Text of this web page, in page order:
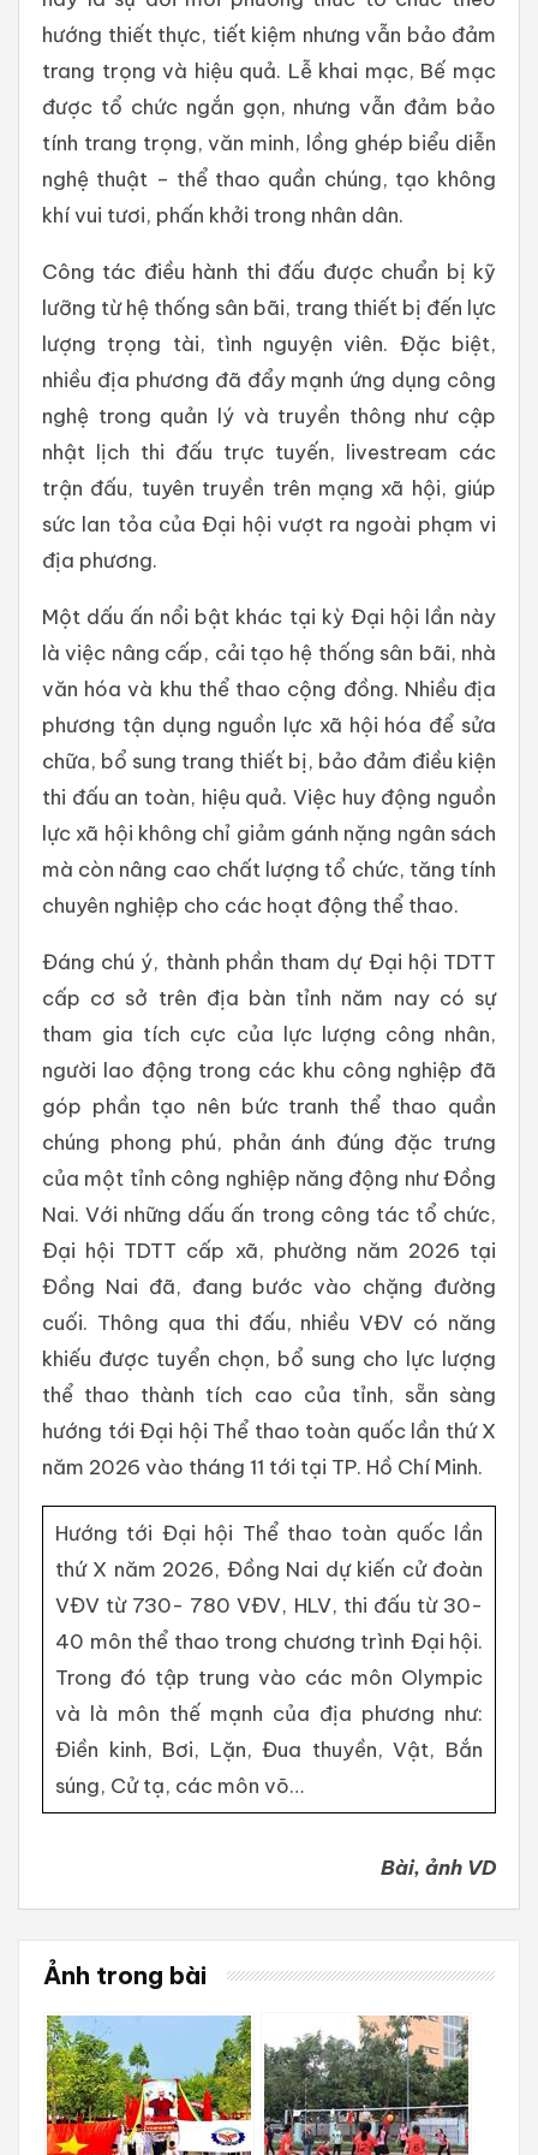
hướng thiết thực, tiết kiệm nhưng vẫn bảo đảm
trang trọng và hiệu quả. Lễ khai mạc, Bế mạc
được tổ chức ngắn gọn, nhưng vẫn đảm bảo
tính trang trọng, văn minh, lồng ghép biểu diễn
nghệ thuật – thể thao quần chúng, tạo không
khí vui tươi, phấn khởi trong nhân dân.
Công tác điều hành thi đấu được chuẩn bị kỹ
lưỡng từ hệ thống sân bãi, trang thiết bị đến lực
lượng trọng tài, tình nguyện viên. Đặc biệt,
nhiều địa phương đã đẩy mạnh ứng dụng công
nghệ trong quản lý và truyền thông như cập
nhật lịch thi đấu trực tuyến, livestream các
trận đấu, tuyên truyền trên mạng xã hội, giúp
sức lan tỏa của Đại hội vượt ra ngoài phạm vi
địa phương.
Một dấu ấn nổi bật khác tại kỳ Đại hội lần này
là việc nâng cấp, cải tạo hệ thống sân bãi, nhà
văn hóa và khu thể thao cộng đồng. Nhiều địa
phương tận dụng nguồn lực xã hội hóa để sửa
chữa, bổ sung trang thiết bị, bảo đảm điều kiện
thi đấu an toàn, hiệu quả. Việc huy động nguồn
lực xã hội không chỉ giảm gánh nặng ngân sách
mà còn nâng cao chất lượng tổ chức, tăng tính
chuyên nghiệp cho các hoạt động thể thao.
Đáng chú ý, thành phần tham dự Đại hội TDTT
cấp cơ sở trên địa bàn tỉnh năm nay có sự
tham gia tích cực của lực lượng công nhân,
người lao động trong các khu công nghiệp đã
góp phần tạo nên bức tranh thể thao quần
chúng phong phú, phản ánh đúng đặc trưng
của một tỉnh công nghiệp năng động như Đồng
Nai. Với những dấu ấn trong công tác tổ chức,
Đại hội TDTT cấp xã, phường năm 2026 tại
Đồng Nai đã, đang bước vào chặng đường
cuối. Thông qua thi đấu, nhiều VĐV có năng
khiếu được tuyển chọn, bổ sung cho lực lượng
thể thao thành tích cao của tỉnh, sẵn sàng
hướng tới Đại hội Thể thao toàn quốc lần thứ X
năm 2026 vào tháng 11 tới tại TP. Hồ Chí Minh.
Hướng tới Đại hội Thể thao toàn quốc lần
thứ X năm 2026, Đồng Nai dự kiến cử đoàn
VĐV từ 730- 780 VĐV, HLV, thi đấu từ 30-
40 môn thể thao trong chương trình Đại hội.
Trong đó tập trung vào các môn Olympic
và là môn thế mạnh của địa phương như:
Điền kinh, Bơi, Lặn, Đua thuyền, Vật, Bắn
súng, Cử tạ, các môn võ…
Bài, ảnh VD
Ảnh trong bài